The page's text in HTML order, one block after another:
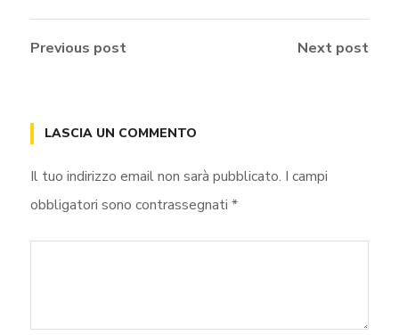
Previous post Next post
LASCIA UN COMMENTO
Il tuo indirizzo email non sarà pubblicato. I campi
obbligatori sono contrassegnati *